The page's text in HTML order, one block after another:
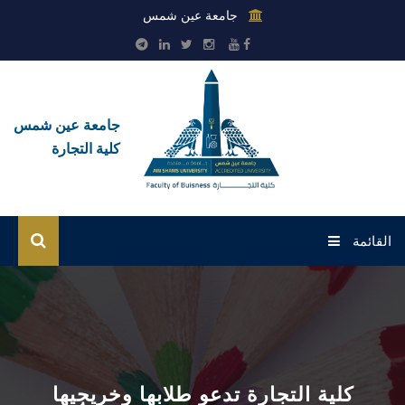
جامعة عين شمس
جامعة عين شمس
كلية التجارة
القائمة
الرئيسية
القطاعاتكلية التجارة تدعو طلابها وخريجيها